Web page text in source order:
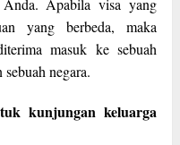
Apabila visa yang
yang berbeda, maka
masuk ke sebuah
negara.
kunjungan keluarga